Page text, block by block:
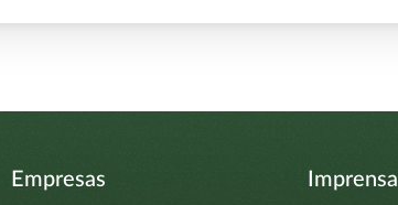
Empresas Imprensa